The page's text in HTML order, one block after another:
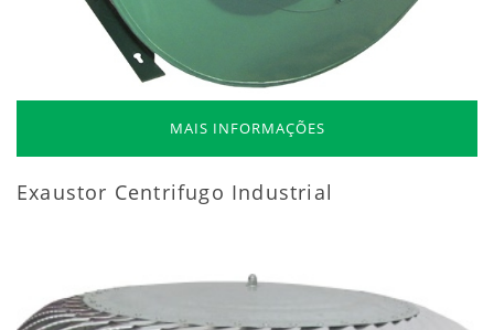
MAIS INFORMAÇÕES
Exaustor Centrifugo Industrial